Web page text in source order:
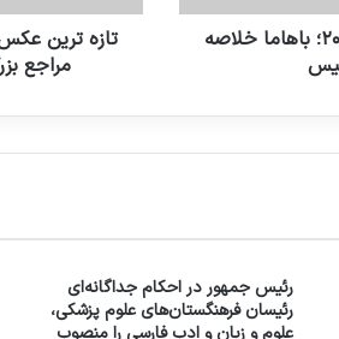
جام جهانی فوتبال ساحلی ۲۰۱۷؛ باهاما خلاصه
تازه ترین
مراجع
رئیس جمهور در احکام جداگانه‌ای
رئیسان فرهنگستان‌های علوم پزشکی،
علوم و زبان و ادب فارسی را منصوب